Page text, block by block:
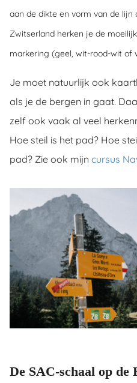
aan de dikte en vorm van de lijn
Zwitserland herken je de
markering (geel, wit-rood-wit of
Je moet natuurlijk ook
als je de bergen in gaat.
zelf ook vaak al veel
Hoe steil is het pad? Hoe
pad? Zie ook mijn cursus
De SAC-schaal op de